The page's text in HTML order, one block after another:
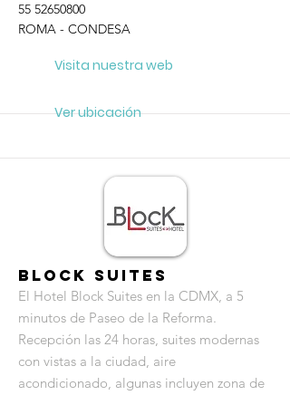
55 52650800
ROMA - CONDESA
Visita nuestra web
Ver ubicación
Block Suites
El Hotel Block Suites en la CDMX, a 5
minutos de Paseo de la Reforma.
Recepción las 24 horas, suites modernas
con vistas a la ciudad, aire
acondicionado, algunas incluyen zona de